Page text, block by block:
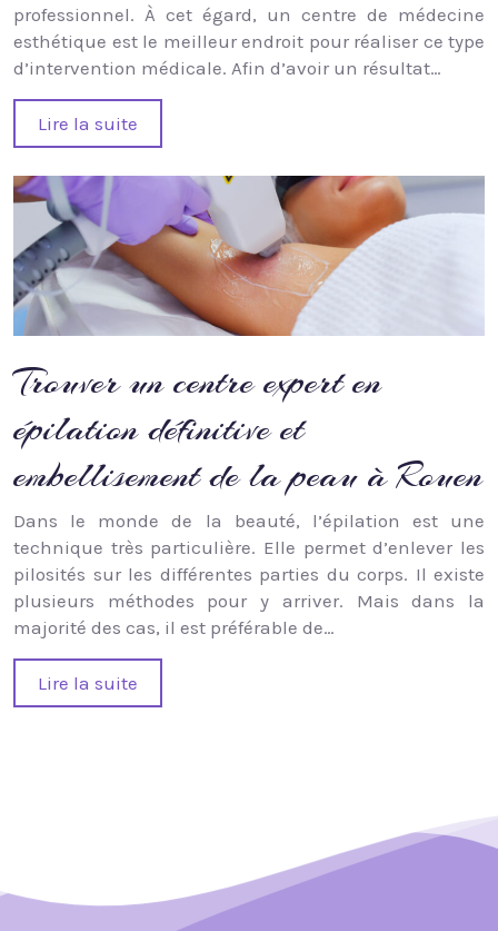
professionnel. À cet égard, un centre de médecine
esthétique est le meilleur endroit pour réaliser ce type
d’intervention médicale. Afin d’avoir un résultat…
Lire la suite
Trouver un centre expert en
épilation définitive et
embellisement de la peau à Rouen
Dans le monde de la beauté, l’épilation est une
technique très particulière. Elle permet d’enlever les
pilosités sur les différentes parties du corps. Il existe
plusieurs méthodes pour y arriver. Mais dans la
majorité des cas, il est préférable de…
Lire la suite